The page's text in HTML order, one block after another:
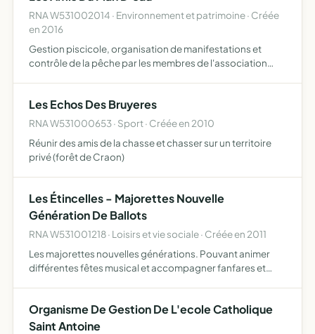
RNA W531002014 · Environnement et patrimoine · Créée
en 2016
Gestion piscicole, organisation de manifestations et
contrôle de la pêche par les membres de l'association
Les Echos Des Bruyeres
RNA W531000653 · Sport · Créée en 2010
Réunir des amis de la chasse et chasser sur un territoire
privé (forêt de Craon)
Les Étincelles - Majorettes Nouvelle
Génération De Ballots
RNA W531001218 · Loisirs et vie sociale · Créée en 2011
Les majorettes nouvelles générations. Pouvant animer
différentes fêtes musical et accompagner fanfares et
Organisme De Gestion De L'ecole Catholique
Saint Antoine